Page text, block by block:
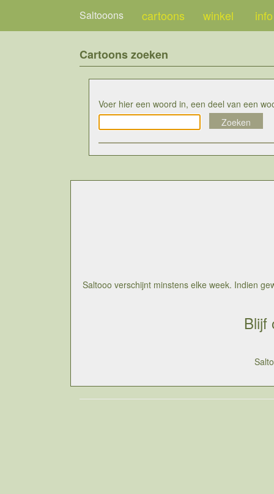
Saltooons cartoons winkel info
Cartoons zoeken
Voer hier een woord in, een deel van een
Saltooo verschijnt minstens elke week. Indien
Blijf